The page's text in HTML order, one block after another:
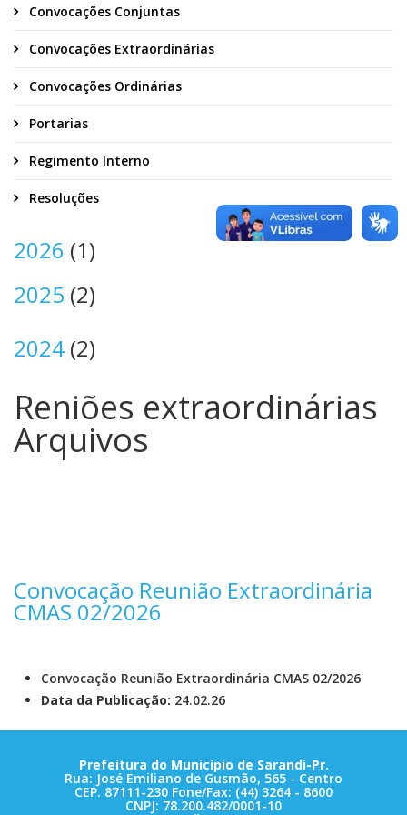
Convocações Conjuntas
Convocações Extraordinárias
Convocações Ordinárias
Portarias
Regimento Interno
Resoluções
2026 (1)
2025 (2)
2024 (2)
Reniões extraordinárias
Arquivos
Convocação Reunião Extraordinária
CMAS 02/2026
Convocação Reunião Extraordinária CMAS 02/2026
Data da Publicação: 24.02.26
Prefeitura do Município de Sarandi-Pr.
Rua: José Emiliano de Gusmão, 565 - Centro
CEP. 87111-230 Fone/Fax: (44) 3264 - 8600
CNPJ: 78.200.482/0001-10